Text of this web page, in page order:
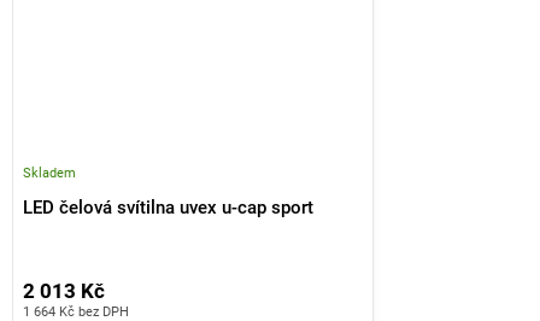
LED čelová svítilna uvex u-cap sport
Skladem
1 664 Kč bez DPH
2 013 Kč